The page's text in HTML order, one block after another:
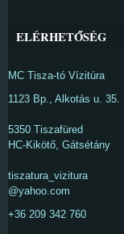
ELÉRHETŐSÉG
MC Tisza-tó Vízitúra
1123 Bp., Alkotás u. 35.
5350 Tiszafüred
HC-Kikötő, Gátsétány
tiszatura_vizitura
@yahoo.com
+36 209 342 760